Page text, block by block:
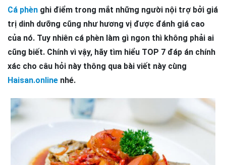
Cá phèn ghi điểm trong mắt những người nội trợ bởi giá
trị dinh dưỡng cũng như hương vị được đánh giá cao
của nó. Tuy nhiên cá phèn làm gì ngon thì không phải ai
cũng biết. Chính vì vậy, hãy tìm hiểu TOP 7 đáp án chính
xác cho câu hỏi này thông qua bài viết này cùng
Haisan.online nhé.